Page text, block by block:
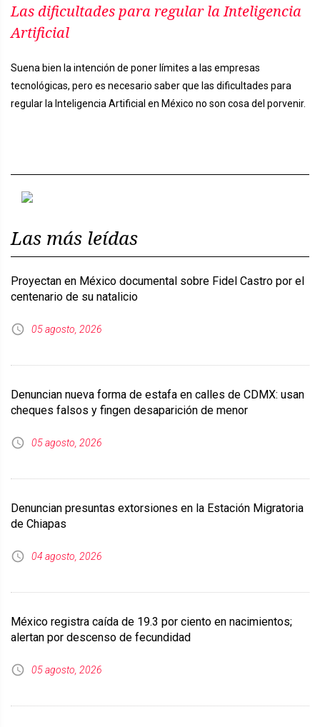
Las dificultades para regular la Inteligencia
Artificial
Suena bien la intención de poner límites a las empresas
tecnológicas, pero es necesario saber que las dificultades para
regular la Inteligencia Artificial en México no son cosa del porvenir.
Las más leídas
Proyectan en México documental sobre Fidel Castro por el
centenario de su natalicio
05 agosto, 2026
Denuncian nueva forma de estafa en calles de CDMX: usan
cheques falsos y fingen desaparición de menor
05 agosto, 2026
Denuncian presuntas extorsiones en la Estación Migratoria
de Chiapas
04 agosto, 2026
México registra caída de 19.3 por ciento en nacimientos;
alertan por descenso de fecundidad
05 agosto, 2026